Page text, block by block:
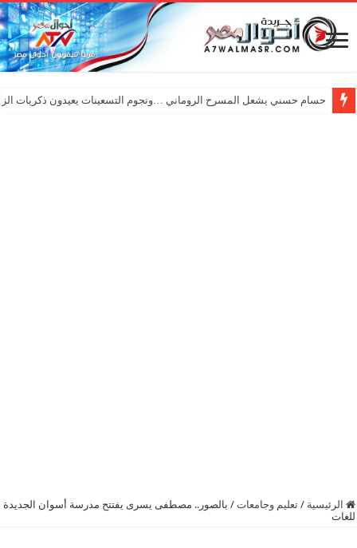
حسام حسني يشعل المسرح الروماني …ونجوم التسعينات يعيدون ذكريات
الرئيسية / تعليم وجامعات / بالصور.. مصطفى يسرى يفتتح مدرسة أسوان الجديدة
للغات